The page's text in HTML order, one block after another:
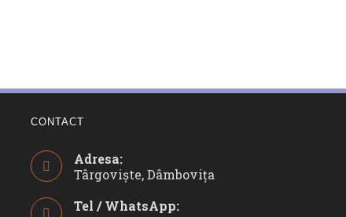
CONTACT
Adresa:
Târgoviște, Dâmbovița
Tel / WhatsApp: